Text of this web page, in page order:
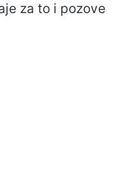
za to i pozove